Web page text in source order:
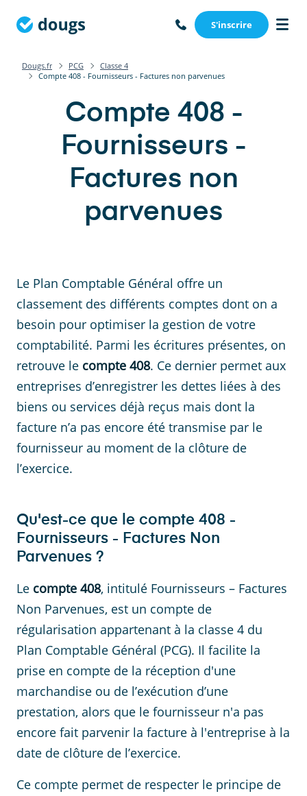
S'inscrire
Dougs.fr PCG
Classe 4
Compte 408 - Fournisseurs - Factures non parvenues
Compte 408 -
Fournisseurs -
Factures non
parvenues
Le Plan Comptable Général offre un
classement des différents comptes dont on a
besoin pour optimiser la gestion de votre
comptabilité. Parmi les écritures présentes, on
retrouve le compte 408. Ce dernier permet aux
entreprises d’enregistrer les dettes liées à des
biens ou services déjà reçus mais dont la
facture n’a pas encore été transmise par le
fournisseur au moment de la clôture de
l’exercice.
Qu'est-ce que le compte 408 -
Fournisseurs - Factures Non
Parvenues ?
Le compte 408, intitulé Fournisseurs – Factures
Non Parvenues, est un compte de
régularisation appartenant à la classe 4 du
Plan Comptable Général (PCG). Il facilite la
prise en compte de la réception d'une
marchandise ou de l’exécution d’une
prestation, alors que le fournisseur n'a pas
encore fait parvenir la facture à l'entreprise à la
date de clôture de l’exercice.
Ce compte permet de respecter le principe de